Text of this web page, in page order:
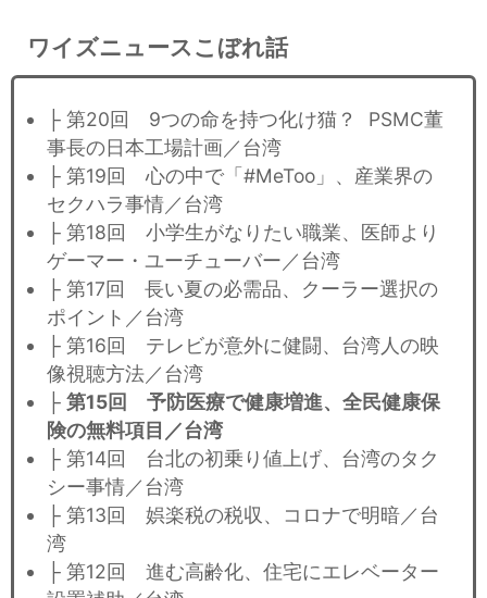
ワイズニュースこぼれ話
├ 第20回 9つの命を持つ化け猫？ PSMC董
事長の日本工場計画／台湾
├ 第19回 心の中で「#MeToo」、産業界の
セクハラ事情／台湾
├ 第18回 小学生がなりたい職業、医師より
ゲーマー・ユーチューバー／台湾
├ 第17回 長い夏の必需品、クーラー選択の
ポイント／台湾
├ 第16回 テレビが意外に健闘、台湾人の映
像視聴方法／台湾
├ 第15回 予防医療で健康増進、全民健康保
険の無料項目／台湾
├ 第14回 台北の初乗り値上げ、台湾のタク
シー事情／台湾
├ 第13回 娯楽税の税収、コロナで明暗／台
湾
├ 第12回 進む高齢化、住宅にエレベーター